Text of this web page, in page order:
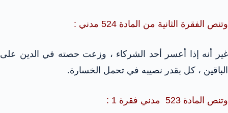
وتنص الفقرة الثانية من المادة 524 مدني :
غير أنه إذا أعسر أحد الشركاء ، وزعت حصته في الدين على
الباقين ، كل بقدر نصيبه في تحمل الخسارة.
وتنص المادة 523 مدني فقرة 1 :